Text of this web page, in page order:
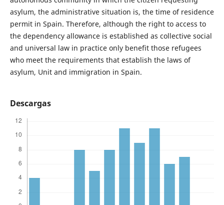
asylum, the administrative situation is, the time of residence
permit in Spain. Therefore, although the right to access to
the dependency allowance is established as collective social
and universal law in practice only benefit those refugees
who meet the requirements that establish the laws of
asylum, Unit and immigration in Spain.
Descargas